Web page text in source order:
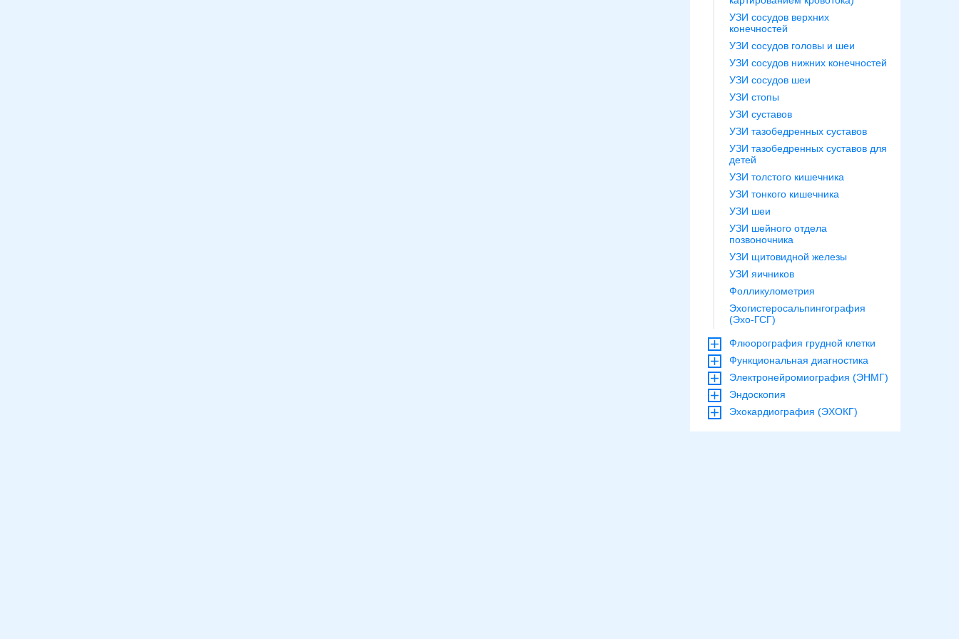
УЗИ сосудов верхних
конечностей
УЗИ сосудов головы и шеи
УЗИ сосудов нижних конечностей
УЗИ сосудов шеи
УЗИ стопы
УЗИ суставов
УЗИ тазобедренных суставов
УЗИ тазобедренных суставов для
детей
УЗИ толстого кишечника
УЗИ тонкого кишечника
УЗИ шеи
УЗИ шейного отдела
позвоночника
УЗИ щитовидной железы
УЗИ яичников
Фолликулометрия
Эхогистеросальпингография
(Эхо-ГСГ)
Флюорография грудной клетки
Функциональная диагностика
Электронейромиография (ЭНМГ)
Эндоскопия
Эхокардиография (ЭХОКГ)